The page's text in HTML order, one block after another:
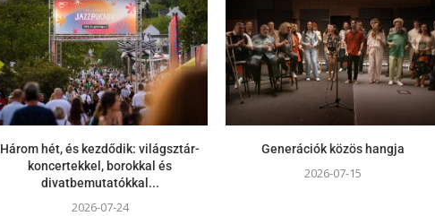
Három hét, és kezdődik: világsztár-
koncertekkel, borokkal és
divatbemutatókkal...
2026-07-24
Generációk közös hangja
2026-07-15